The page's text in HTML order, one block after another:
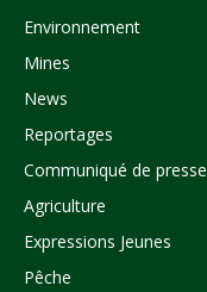
Environnement
Mines
News
Reportages
Communiqué de presse
Agriculture
Expressions Jeunes
Pêche